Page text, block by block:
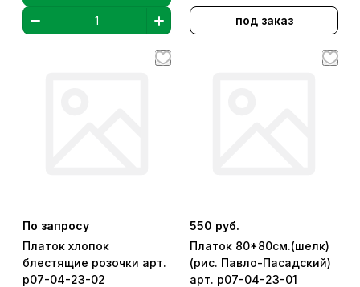
под заказ
По запросу
Платок хлопок
блестящие розочки арт.
р07-04-23-02
550 руб.
Платок 80*80см.(шелк)
(рис. Павло-Пасадский)
арт. р07-04-23-01